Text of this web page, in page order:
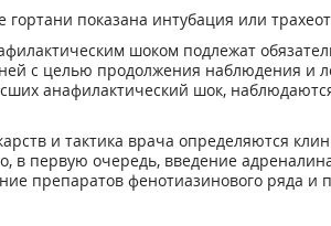
гортани показана интубация или
шоком подлежат
с целью продолжения наблюдения и
анафилактический шок,
и тактика врача определяются
в первую очередь, введение
препаратов фенотиазинового ряда и